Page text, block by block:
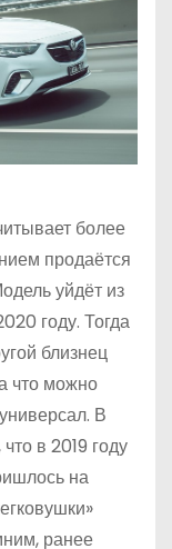
более
продаётся
уйдёт из
году. Тогда
близнец
что можно
В
в 2019 году
на
ранее